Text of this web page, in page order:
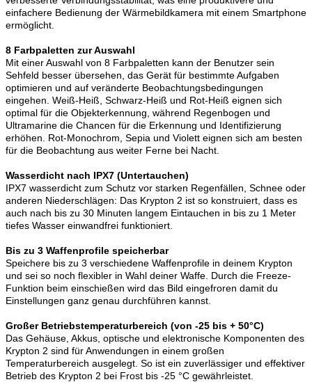
einfachere Bedienung der Wärmebildkamera mit einem Smartphone
ermöglicht.
8 Farbpaletten zur Auswahl
Mit einer Auswahl von 8 Farbpaletten kann der Benutzer sein
Sehfeld besser übersehen, das Gerät für bestimmte Aufgaben
optimieren und auf veränderte Beobachtungsbedingungen
eingehen. Weiß-Heiß, Schwarz-Heiß und Rot-Heiß eignen sich
optimal für die Objekterkennung, während Regenbogen und
Ultramarine die Chancen für die Erkennung und Identifizierung
erhöhen. Rot-Monochrom, Sepia und Violett eignen sich am besten
für die Beobachtung aus weiter Ferne bei Nacht.
Wasserdicht nach IPX7 (Untertauchen)
IPX7 wasserdicht zum Schutz vor starken Regenfällen, Schnee oder
anderen Niederschlägen: Das Krypton 2 ist so konstruiert, dass es
auch nach bis zu 30 Minuten langem Eintauchen in bis zu 1 Meter
tiefes Wasser einwandfrei funktioniert.
Bis zu 3 Waffenprofile speicherbar
Speichere bis zu 3 verschiedene Waffenprofile in deinem Krypton
und sei so noch flexibler in Wahl deiner Waffe. Durch die Freeze-
Funktion beim einschießen wird das Bild eingefroren damit du
Einstellungen ganz genau durchführen kannst.
Großer Betriebstemperaturbereich (von -25 bis + 50°C)
Das Gehäuse, Akkus, optische und elektronische Komponenten des
Krypton 2 sind für Anwendungen in einem großen
Temperaturbereich ausgelegt. So ist ein zuverlässiger und effektiver
Betrieb des Krypton 2 bei Frost bis -25 °C gewährleistet.